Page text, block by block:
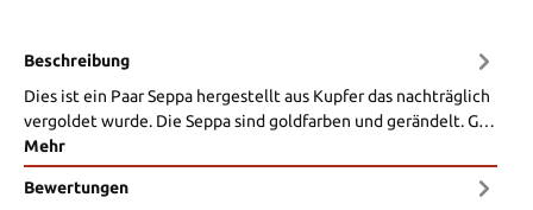
Beschreibung
Dies ist ein Paar Seppa hergestellt aus Kupfer das nachträglich
vergoldet wurde. Die Seppa sind goldfarben und gerändelt. G…
Mehr
Bewertungen